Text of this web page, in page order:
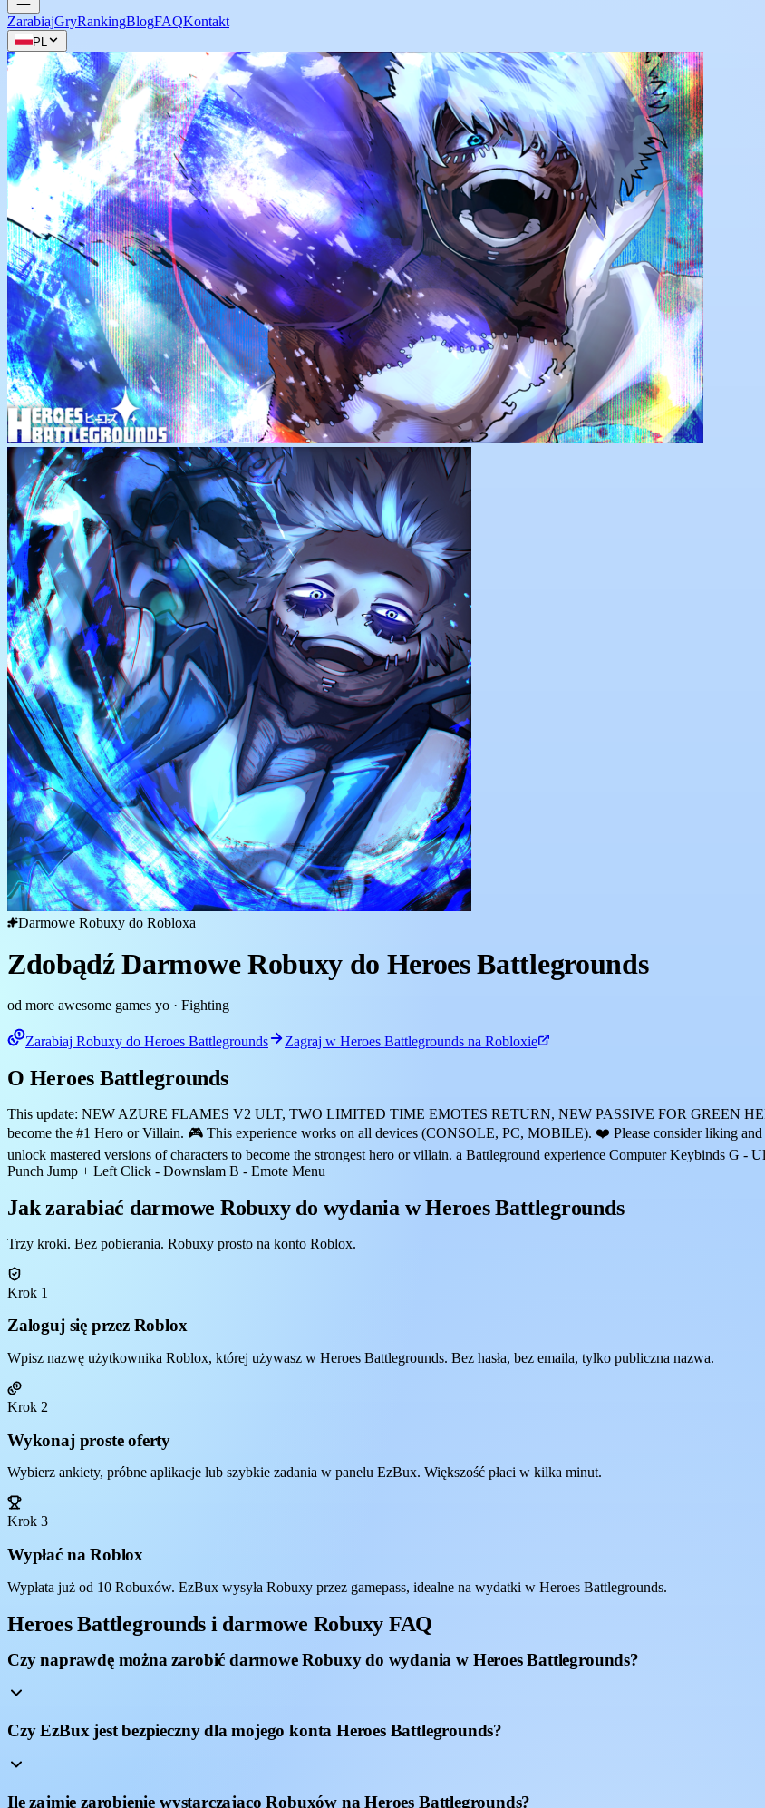
ZarabiajGryRankingBlogFAQKontakt
PL
Darmowe Robuxy do Robloxa
Zdobądź Darmowe Robuxy do Heroes Battlegrounds
od more awesome games yo · Fighting
Zarabiaj Robuxy do Heroes Battlegrounds Zagraj w Heroes Battlegrounds na Robloxie
O Heroes Battlegrounds
This update: NEW AZURE FLAMES V2 ULT, TWO LIMITED TIME EMOTES RETURN, NEW PASSIVE FOR GREEN
become the #1 Hero or Villain. 🎮 This experience works on all devices (CONSOLE, PC, MOBILE). ❤️ Please consider liking and
unlock mastered versions of characters to become the strongest hero or villain. a Battleground experience Computer Keybinds G
Punch Jump + Left Click - Downslam B - Emote Menu
Jak zarabiać darmowe Robuxy do wydania w Heroes Battlegrounds
Trzy kroki. Bez pobierania. Robuxy prosto na konto Roblox.
Krok 1
Zaloguj się przez Roblox
Wpisz nazwę użytkownika Roblox, której używasz w Heroes Battlegrounds. Bez hasła, bez emaila, tylko publiczna nazwa.
Krok 2
Wykonaj proste oferty
Wybierz ankiety, próbne aplikacje lub szybkie zadania w panelu EzBux. Większość płaci w kilka minut.
Krok 3
Wypłać na Roblox
Wypłata już od 10 Robuxów. EzBux wysyła Robuxy przez gamepass, idealne na wydatki w Heroes Battlegrounds.
Heroes Battlegrounds i darmowe Robuxy FAQ
Czy naprawdę można zarobić darmowe Robuxy do wydania w Heroes Battlegrounds?
Czy EzBux jest bezpieczny dla mojego konta Heroes Battlegrounds?
Ile zajmie zarobienie wystarczająco Robuxów na Heroes Battlegrounds?